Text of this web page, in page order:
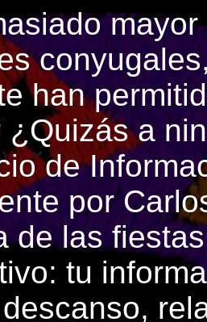
han
¿Quizás a
de
por
de las
tu